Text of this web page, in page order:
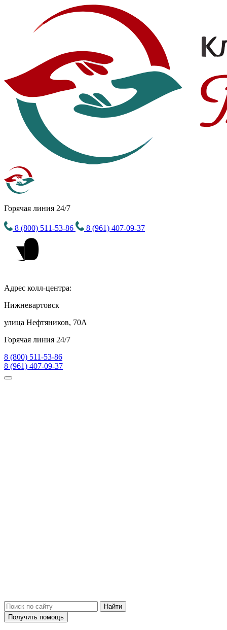
Горячая линия 24/7
8 (800) 511-53-86 8 (961) 407-09-37
Адрес колл-центра:
Нижневартовск
улица Нефтяников, 70А
Горячая линия 24/7
8 (800) 511-53-86
8 (961) 407-09-37
Получить помощь